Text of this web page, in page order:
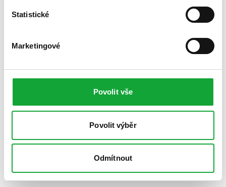
Statistické
Marketingové
Povolit vše
Povolit výběr
Odmítnout